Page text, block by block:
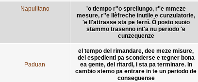
Napulitano
'o tiempo r''o sprellungo, r''e mmeze
mesure, r''e llèfreche inutile e cunzulatorie,
'e ll'attrasse sta pe fernì. Ô posto suoio
stammo trasenno int'a nu periodo 'e
cunzequenze
Paduan
el tempo del rimandare, dee meze misure,
dei espedienti pa sconderse e tegner bona
ea gente, dei ritardi, i sta pa terminare. In
cambio stemo pa entrare in te un periodo de
conseguense